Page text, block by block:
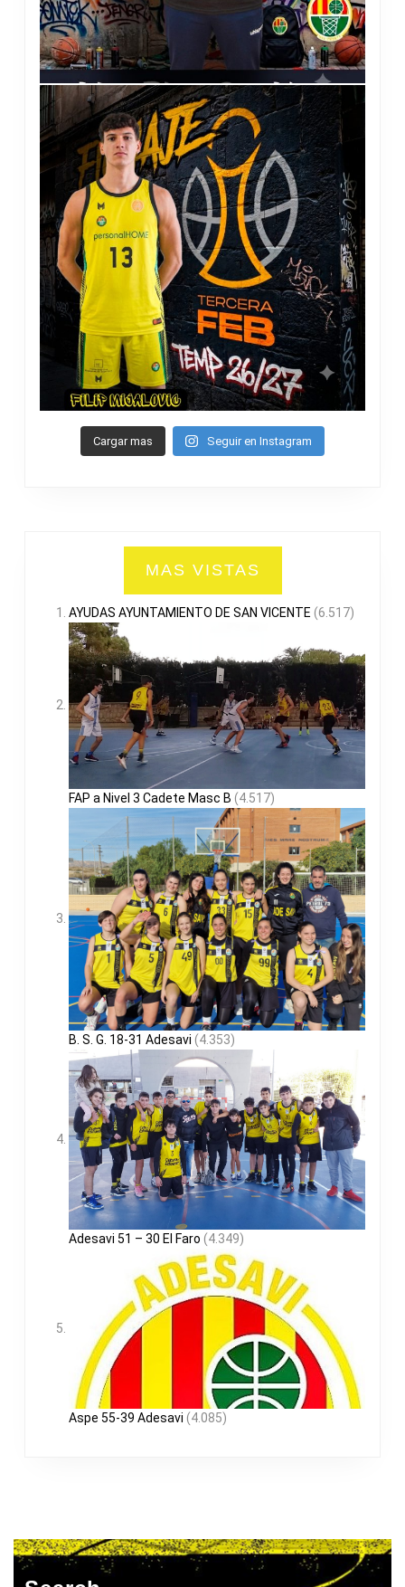
Cargar mas Seguir en Instagram
MAS VISTAS
AYUDAS AYUNTAMIENTO DE SAN VICENTE (6.517)
FAP a Nivel 3 Cadete Masc B (4.517)
B. S. G. 18-31 Adesavi (4.353)
Adesavi 51 – 30 El Faro (4.349)
Aspe 55-39 Adesavi (4.085)